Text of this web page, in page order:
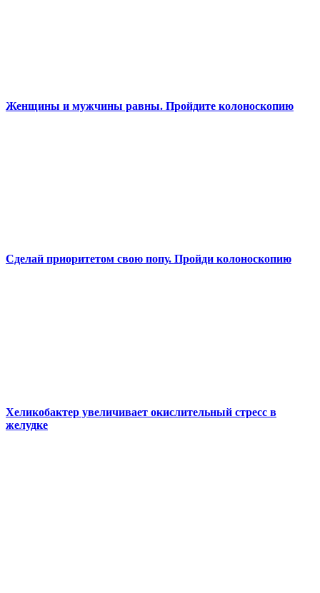
Женщины и мужчины равны. Пройдите колоноскопию
Сделай приоритетом свою попу. Пройди колоноскопию
Хеликобактер увеличивает окислительный стресс в
желудке